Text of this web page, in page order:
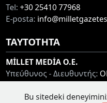
Tel: +30 25410 77968
E-posta:
ΤΑΥΤΟΤΗΤΑ
MİLLET MEDİA O.E.
Υπεύθυνος - Διευθυντής:
Διεύθυνση:ΜΙΑΟΥΛΗ 7-9,
Bu sitedeki